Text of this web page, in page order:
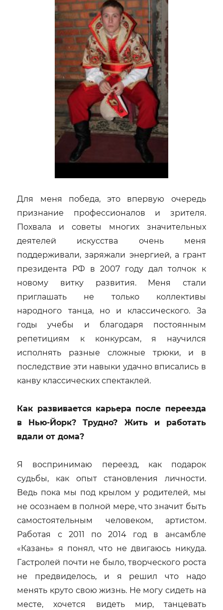
Для меня победа, это впервую очередь
признание профессионалов и зрителя.
Похвала и советы многих значительных
деятелей искусства очень меня
поддерживали, заряжали энергией, а грант
президента РФ в 2007 году дал толчок к
новому витку развития. Меня стали
приглашать не только коллективы
народного танца, но и классического. За
годы учебы и благодаря постоянным
репетициям к конкурсам, я научился
исполнять разные сложные трюки, и в
последствие эти навыки удачно вписались в
канву классических спектаклей.
Как развивается карьера после переезда
в Нью-Йорк? Трудно? Жить и работать
вдали от дома?
Я воспринимаю переезд, как подарок
судьбы, как опыт становления личности.
Ведь пока мы под крылом у родителей, мы
не осознаем в полной мере, что значит быть
самостоятельным человеком, артистом.
Работая с 2011 по 2014 год в ансамбле
«Казань» я понял, что не двигаюсь никуда.
Гастролей почти не было, творческого роста
не предвиделось, и я решил что надо
менять круто свою жизнь. Не могу сидеть на
месте, хочется видеть мир, танцевать